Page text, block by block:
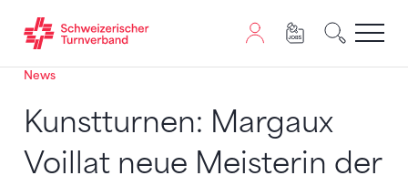
Zum Inhalt springen
Zur Sitemap navigieren
Zum Navigieren dieser Seite wird JavaScript benötigt.
News
Kunstturnen: Margaux
Voillat neue Meisterin der